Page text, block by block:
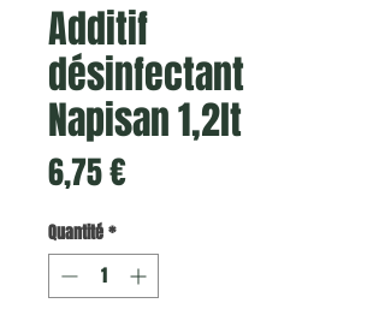
Additif
désinfectant
Napisan 1,2lt
6,75 €Prix
Quantité*